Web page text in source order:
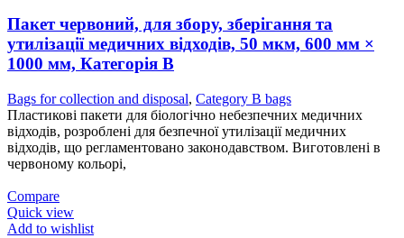
Пакет червоний, для збору, зберігання та
утилізації медичних відходів, 50 мкм, 600 мм ×
1000 мм, Категорія В
Bags for collection and disposal, Category B bags
Пластикові пакети для біологічно небезпечних медичних
відходів, розроблені для безпечної утилізації медичних
відходів, що регламентовано законодавством. Виготовлені в
червоному кольорі,
Compare
Quick view
Add to wishlist